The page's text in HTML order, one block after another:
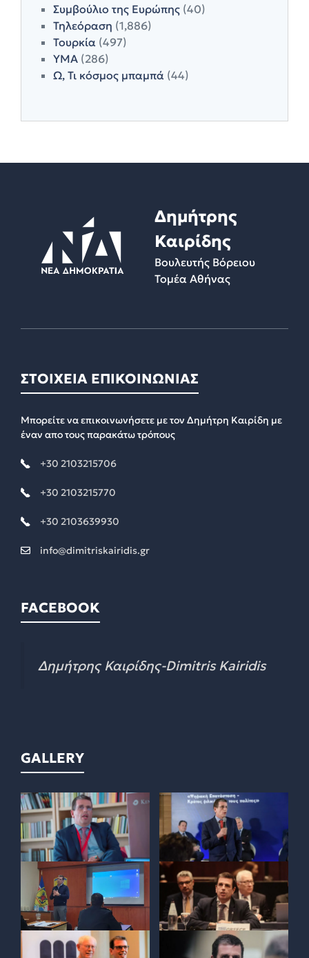
Συμβούλιο της Ευρώπης (40)
Τηλεόραση (1,886)
Τουρκία (497)
ΥΜΑ (286)
Ω, Τι κόσμος μπαμπά (44)
Δημήτρης
Καιρίδης
Βουλευτής Βόρειου
Τομέα Αθήνας
ΣΤΟΙΧΕΙΑ ΕΠΙΚΟΙΝΩΝΙΑΣ
Μπορείτε να επικοινωνήσετε με τον Δημήτρη Καιρίδη με
έναν απο τους παρακάτω τρόπους
+30 2103215706
+30 2103215770
+30 2103639930
info@dimitriskairidis.gr
FACEBOOK
Δημήτρης Καιρίδης-Dimitris Kairidis
GALLERY